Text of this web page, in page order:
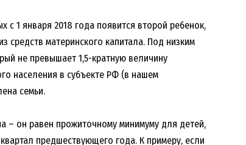
с 1 января 2018 года появится второй ребенок,
средств материнского капитала. Под низким
не превышает 1,5-кратную величину
населения в субъекте РФ (в нашем
семьи.
– он равен прожиточному минимуму для детей,
предшествующего года. К примеру, если